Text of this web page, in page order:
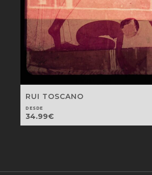
RUI TOSCANO
DESDE
34.99€